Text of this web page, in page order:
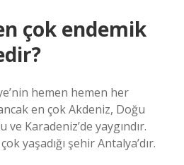
çok endemik
hemen hemen her
en çok Akdeniz, Doğu
Karadeniz’de yaygındır.
yaşadığı şehir Antalya’dır.